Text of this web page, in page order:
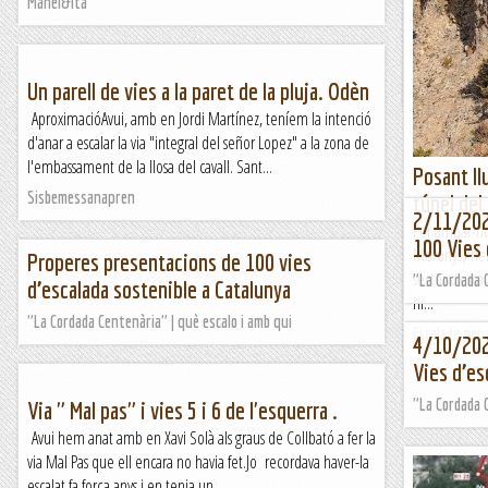
Bernat a
que...
Jaumegrimp
Posant
túnel del
Per arribar-
Morunys)
sector
hi...
Escalada per
Un parell de vies a la paret de la pluja. Odèn
AproximacióAvui, amb en Jordi Martínez, teníem la intenció
d'anar a escalar la via "integral del señor Lopez" a la zona de
l'embassament de la llosa del cavall. Sant...
Sisbemessanapren
2/11/
100 Vies
"La Cordada
Properes presentacions de 100 vies
d’escalada sostenible a Catalunya
"La Cordada Centenària" | què escalo i amb qui
4/10/
Vies
"La Cordada
Via " Mal pas" i vies 5 i 6 de l'esquerra .
Avui hem anat amb en Xavi Solà als graus de Collbató a fer la
via Mal Pas que ell encara no havia fet.Jo recordava haver-la